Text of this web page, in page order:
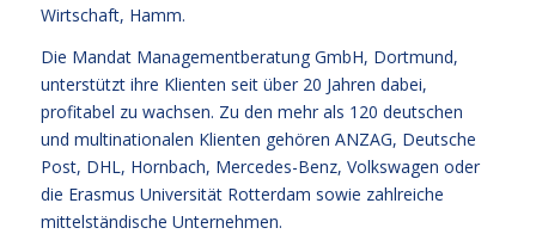
Wirtschaft, Hamm.
Die Mandat Managementberatung GmbH, Dortmund,
unterstützt ihre Klienten seit über 20 Jahren dabei,
profitabel zu wachsen. Zu den mehr als 120 deutschen
und multinationalen Klienten gehören ANZAG, Deutsche
Post, DHL, Hornbach, Mercedes-Benz, Volkswagen oder
die Erasmus Universität Rotterdam sowie zahlreiche
mittelständische Unternehmen.